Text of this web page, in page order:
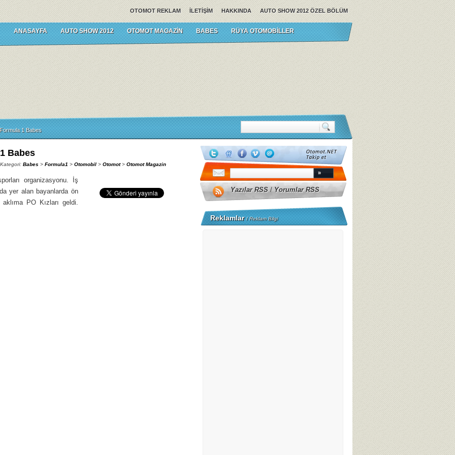
AUTO SHOW 2012 ÖZEL BÖLÜM
HAKKINDA
İLETIŞIM
OTOMOT REKLAM
ANASAYFA AUTO SHOW 2012 OTOMOT MAGAZIN BABES RÜYA OTOMOBILLER
Formula 1 Babes
Babes
Babes > Formula1 > Otomobil > Otomot> Otomot Magazin
organizasyonu. İş
yer alan bayanlarda ön
PO Kızları geldi.
Yazılar RSS/Yorumlar RSS
Reklamlar/Reklam Bilgi